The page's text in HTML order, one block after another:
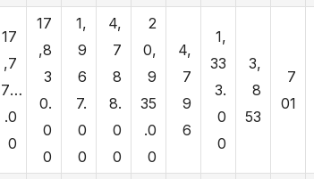
17
,7
77
.0
0
17
,8
3
0.
0
0
1,
9
6
7.
0
0
4,
7
8
8.
0
0
2
0,
9
35
.0
0
4,
7
9
6
1,
33
3.
0
0
3,
8
53
7
01